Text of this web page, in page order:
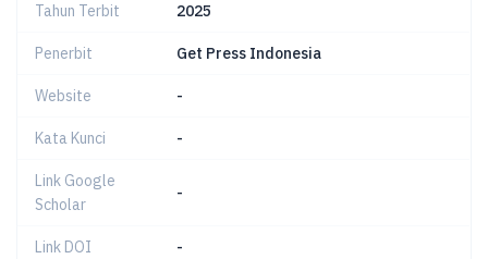
Tahun Terbit 2025
Penerbit Get Press Indonesia
Website -
Kata Kunci -
Link Google
Scholar
-
Link DOI -